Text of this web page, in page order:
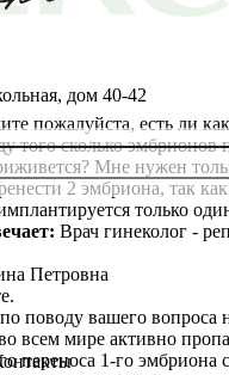
дом 40-42
врачами
эко врача
специалистов
пожалуйста, есть ли
того сколько эмбрионов
Мне нужен
2 эмбриона, так
только
Врач гинеколог -
Петровна
поводу вашего вопроса
всем мире активно
переноса 1-го эмбриона